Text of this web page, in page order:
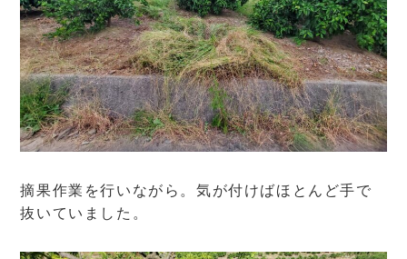
摘果作業を行いながら。気が付けばほとんど手で
抜いていました。